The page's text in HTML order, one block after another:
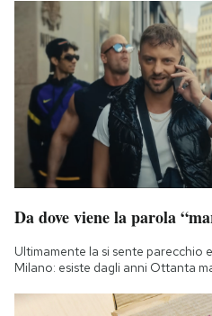
Da dove viene la parola
Ultimamente la si sente parecchio
Milano: esiste dagli anni Ottanta